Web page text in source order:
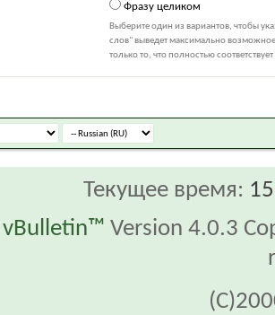
Фразу целиком
Выберите один из вариантов, чтобы
слов" выведет максимально возможное
только то, что полностью
Текущее время:
vBulletin™ Version 4.0.3